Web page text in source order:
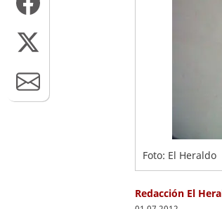
Foto: El Heraldo
Redacción El